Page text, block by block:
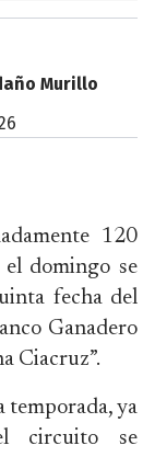
Murillo
120
el domingo se
fecha del
Ganadero
Ciacruz”.
temporada, ya
circuito se